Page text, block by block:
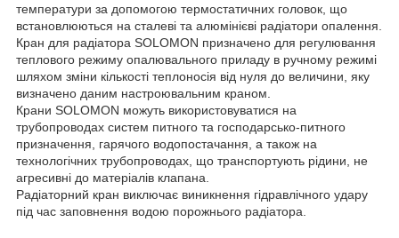
температури за допомогою термостатичних головок, що
встановлюються на сталеві та алюмінієві радіатори опалення.
Кран для радіатора SOLOMON призначено для регулювання
теплового режиму опалювального приладу в ручному режимі
шляхом зміни кількості теплоносія від нуля до величини, яку
визначено даним настроювальним краном.
Крани SOLOMON можуть використовуватися на
трубопроводах систем питного та господарсько-питного
призначення, гарячого водопостачання, а також на
технологічних трубопроводах, що транспортують рідини, не
агресивні до матеріалів клапана.
Радіаторний кран виключає виникнення гідравлічного удару
під час заповнення водою порожнього радіатора.